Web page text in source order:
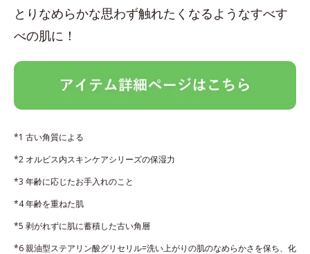
とりなめらかな思わず触れたくなるようなすべす
べの肌に！
*1 古い角質による
*2 オルビス内スキンケアシリーズの保湿力
*3 年齢に応じたお手入れのこと
*4 年齢を重ねた肌
*5 剥がれずに肌に蓄積した古い角層
*6 親油型ステアリン酸グリセリル=洗い上がりの肌のなめらかさを保ち、化